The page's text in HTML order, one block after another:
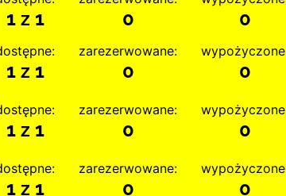
1 z 1 0 0
1 z 1
zarezerwowane:
0 0
1 z 1
zarezerwowane:
0 0
1 z 1
zarezerwowane:
0 0